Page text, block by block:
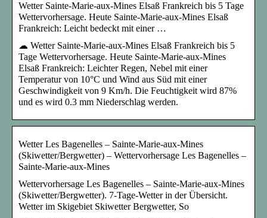
Wetter Sainte-Marie-aux-Mines Elsaß Frankreich bis 5 Tage
Wettervorhersage. Heute Sainte-Marie-aux-Mines Elsaß
Frankreich: Leicht bedeckt mit einer …
☁ Wetter Sainte-Marie-aux-Mines Elsaß Frankreich bis 5
Tage Wettervorhersage. Heute Sainte-Marie-aux-Mines
Elsaß Frankreich: Leichter Regen, Nebel mit einer
Temperatur von 10°C und Wind aus Süd mit einer
Geschwindigkeit von 9 Km/h. Die Feuchtigkeit wird 87%
und es wird 0.3 mm Niederschlag werden.
Wetter Les Bagenelles – Sainte-Marie-aux-Mines
(Skiwetter/Bergwetter) – Wettervorhersage Les Bagenelles –
Sainte-Marie-aux-Mines
Wettervorhersage Les Bagenelles – Sainte-Marie-aux-Mines
(Skiwetter/Bergwetter). 7-Tage-Wetter in der Übersicht.
Wetter im Skigebiet Skiwetter Bergwetter, So